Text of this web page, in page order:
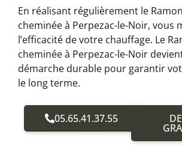
En réalisant régulièrement le
cheminée à Perpezac-le-Noir, vous
l’efficacité de votre chauffage. Le
cheminée à Perpezac-le-Noir
démarche durable pour garantir
le long terme.
05.65.41.37.55